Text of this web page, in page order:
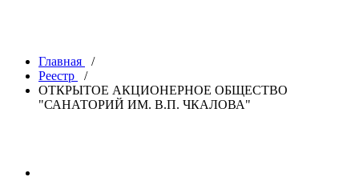
Главная
/
Реестр
/
ОТКРЫТОЕ АКЦИОНЕРНОЕ ОБЩЕСТВО
"САНАТОРИЙ ИМ. В.П. ЧКАЛОВА"